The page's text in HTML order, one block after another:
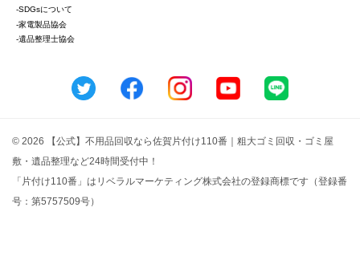
-SDGsについて
-家電製品協会
-遺品整理士協会
© 2026 【公式】不用品回収なら佐賀片付け110番｜粗大ゴミ回収・ゴミ屋
敷・遺品整理など24時間受付中！
「片付け110番」はリベラルマーケティング株式会社の登録商標です（登録番
号：第5757509号）